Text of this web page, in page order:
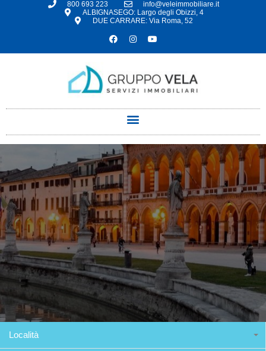
800 693 223
info@veleimmobiliare.it
ALBIGNASEGO: Largo degli Obizzi, 4
DUE CARRARE: Via Roma, 52
Località